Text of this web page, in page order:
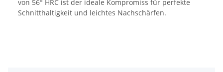
von 56° HRC ist der ideale Kompromiss für perfekte
Schnitthaltigkeit und leichtes Nachschärfen.